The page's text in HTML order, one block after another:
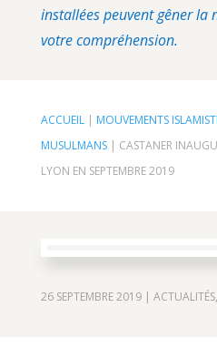
installées peuvent gêner la
votre compréhension.
ACCUEIL| MOUVEMENTS
MUSULMANS| CASTANER
LYON EN SEPTEMBRE 2019
26 SEPTEMBRE 2019| ACTUALITÉS,